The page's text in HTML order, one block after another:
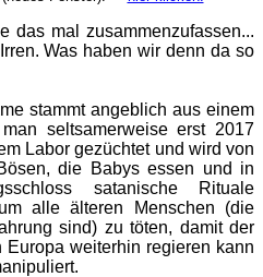
das mal zusammenzufassen...
Was haben wir denn da so
stammt angeblich aus einem
seltsamerweise erst 2017
Labor gezüchtet und wird von
die Babys essen und in
satanische Rituale
alle älteren Menschen (die
sind) zu töten, damit der
weiterhin regieren kann